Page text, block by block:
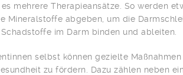
mehrere Therapieansätze. So werden
Mineralstoffe abgeben, um die
im Darm binden und ableiten.
selbst können gezielte
zu fördern. Dazu zählen neben